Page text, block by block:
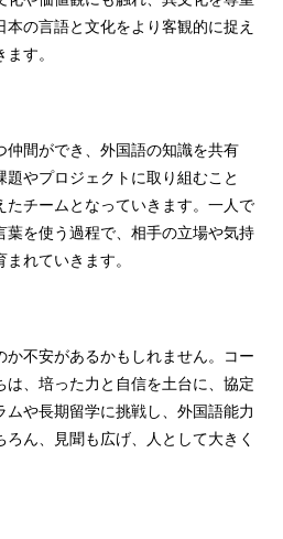
の言語と文化をより客観的に捉え
す。
仲間ができ、外国語の知識を共有
題やプロジェクトに取り組むこと
たチームとなっていきます。一人で
葉を使う過程で、相手の立場や気持
れていきます。
か不安があるかもしれません。コー
は、培った力と自信を土台に、協定
や長期留学に挑戦し、外国語能力
ん、見聞も広げ、人として大きく